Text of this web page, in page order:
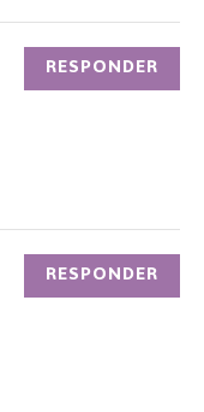
RESPONDER
RESPONDER